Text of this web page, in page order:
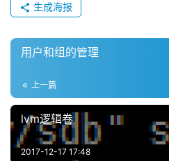
生成海报
用户和组的管理
上一篇
lvm逻辑卷
2017-12-17 17:48